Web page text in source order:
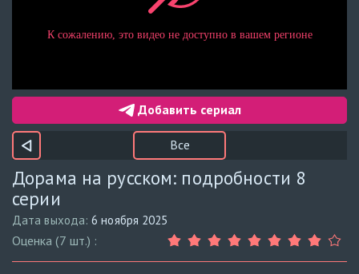
Добавить сериал
Все
Дорама на русском: подробности 8
серии
Дата выхода:6 ноября 2025
Оценка (7 шт.) :